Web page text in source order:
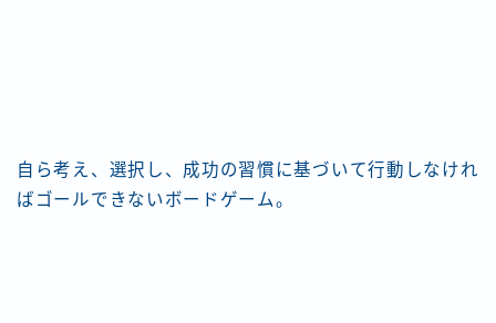
自ら考え、選択し、成功の習慣に基づいて行動しなけれ
ばゴールできないボードゲーム。